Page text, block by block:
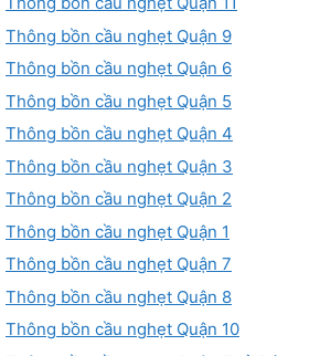
Thông bồn cầu nghẹt Quận 9
Thông bồn cầu nghẹt Quận 6
Thông bồn cầu nghẹt Quận 5
Thông bồn cầu nghẹt Quận 4
Thông bồn cầu nghẹt Quận 3
Thông bồn cầu nghẹt Quận 2
Thông bồn cầu nghẹt Quận 1
Thông bồn cầu nghẹt Quận 7
Thông bồn cầu nghẹt Quận 8
Thông bồn cầu nghẹt Quận 10